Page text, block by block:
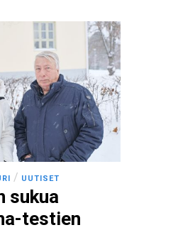
/ UUTISET
sukua
testien